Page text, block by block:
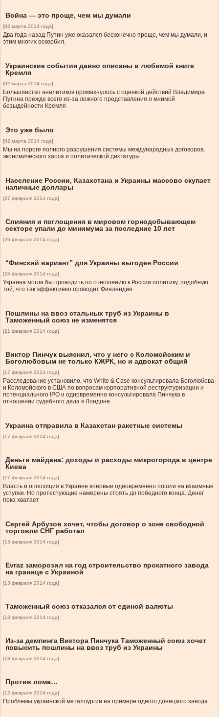
Война — это проще, чем мы думали
[02 марта 2014 года]
Два года назад Путин уже оказался бесконечно проще, чем мы думали, и
этим многих оскорбил.
Украинские события давно описаны в любимой книге
Кремля
[02 марта 2014 года]
Большинство аналитиков промахнулось с оценкой действий Владимира
Путина прежде всего из-за ложного представления о мнимой
безыдейности Кремля
Это уже было
[02 марта 2014 года]
Мы на пороге полного разрушения системы международных договоров,
экономического хаоса и политической диктатуры
Население России, Казахстана и Украины массово скупает
наличные доллары
[27 февраля 2014 года]
Слияния и поглощения в мировом горнодобывающем
секторе упали до минимума за последние 10 лет
[26 февраля 2014 года]
“Финский вариант” для Украины выгоден России
[24 февраля 2014 года]
Украина могла бы проводить по отношению к России политику, подобную
той, что так эффективно проводит Финляндия
Пошлины на ввоз стальных труб из Украины в
Таможенный союз не изменятся
[21 февраля 2014 года]
Виктор Пинчук выяснил, что у него с Коломойским и
Боголюбовым не только КЖРК, но и адвокат общий
[17 февраля 2014 года]
Расследование установило, что White & Case консультировала Боголюбова
и Коломойского в США по вопросам корпоративной реструктуризации и
потенциального IPO и одновременно консультировала Пинчука в
отношении судебного дела в Лондоне
Украина отправила в Казахстан ракетные системы
[17 февраля 2014 года]
Деньги майдана: доходы и расходы микрогорода в центре
Киева
[17 февраля 2014 года]
Власть и оппозиция в Украине впервые одновременно пошли на взаимные
уступки. Но протестующие намерены стоять до победного конца. Денег
пока хватает
Сергей Арбузов хочет, чтобы договор о зоне свободной
торговли СНГ работал
[13 февраля 2014 года]
Evraz заморозил на год строительство прокатного завода
на границе с Украиной
[13 февраля 2014 года]
Таможенный союз отказался от единой валюты
[13 февраля 2014 года]
Из-за демпинга Виктора Пинчука Таможенный союз хочет
повысить пошлины на ввоз труб из Украины
[13 февраля 2014 года]
Против лома…
[12 февраля 2014 года]
Проблемы украинской металлургии на примере одного донецкого завода